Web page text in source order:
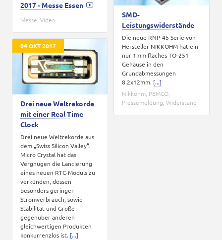
2017 - Messe Essen
Messe, Video
SMD-
Leistungswiderstände
Die neue RNP-45 Serie von
Hersteller NIKKOHM hat ein
nur 1mm flaches TO-251
Gehäuse in den
Grundabmessungen
8.2x12mm. [...]
Nikkohm PEMCO
Pressemeldung Widerstand
04 OKT 2017
Drei neue Weltrekorde
mit einer Real Time
Clock
Drei neue Weltrekorde aus
dem „Swiss Silicon Valley“.
Micro Crystal hat das
Vergnügen die Lancierung
eines neuen RTC-Moduls zu
verkünden, dessen
besonders geringer
Stromverbrauch, sowie
Stabilität und Größe
gegenüber anderen
gleichwertigen Produkten
konkurrenzlos ist. [...]